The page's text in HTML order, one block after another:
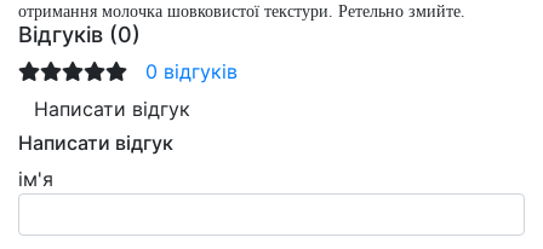
отримання молочка шовковистої текстури. Ретельно змийте.
Відгуків (0)
0 відгуків
Написати відгук
Написати відгук
ім'я